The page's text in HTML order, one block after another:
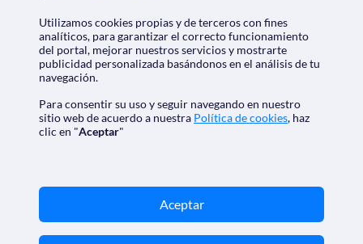
SOLOCRUCEROS.CL
Política de cookies|Condiciones generales
Opiniones|Check-in
Utilizamos cookies propias y de terceros con fines
analíticos, para garantizar el correcto funcionamiento
del portal, mejorar nuestros servicios y mostrarte
publicidad personalizada basándonos en el análisis de tu
navegación.
Para consentir su uso y seguir navegando en nuestro
sitio web de acuerdo a nuestra Política de cookies, haz
clic en "Aceptar"
Aceptar